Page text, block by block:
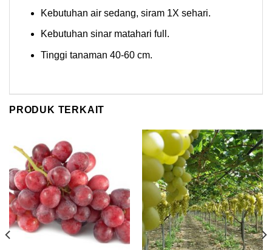
Kebutuhan air sedang, siram 1X sehari.
Kebutuhan sinar matahari full.
Tinggi tanaman 40-60 cm.
PRODUK TERKAIT